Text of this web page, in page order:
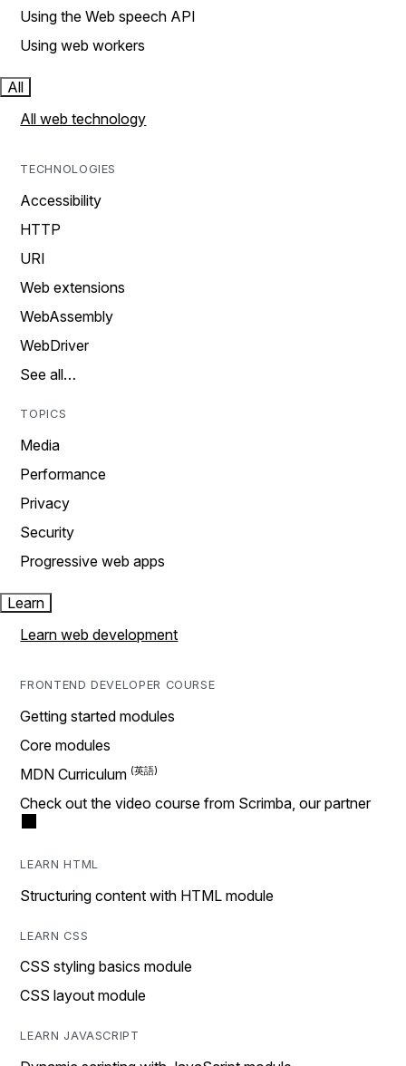
Using the Web speech API
Using web workers
All
All web technology
TECHNOLOGIES
Accessibility
HTTP
URI
Web extensions
WebAssembly
WebDriver
See all…
TOPICS
Media
Performance
Privacy
Security
Progressive web apps
Learn
Learn web development
FRONTEND DEVELOPER COURSE
Getting started modules
Core modules
MDN Curriculum
Check out the video course from Scrimba, our partner
LEARN HTML
Structuring content with HTML module
LEARN CSS
CSS styling basics module
CSS layout module
LEARN JAVASCRIPT